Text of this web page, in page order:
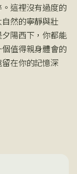
這裡沒有過度的
然的寧靜與壯
陽西下，你都能
值得親身體會的
在你的記憶深